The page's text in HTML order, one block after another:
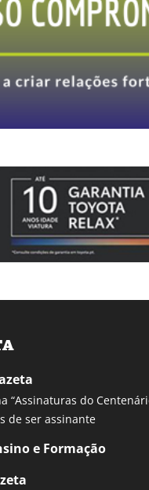
“Assinaturas do
de ser assinante
e Formação